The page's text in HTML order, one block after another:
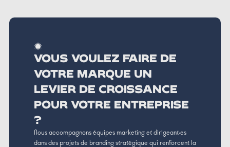
VOUS VOULEZ FAIRE DE
VOTRE MARQUE UN
LEVIER DE CROISSANCE
POUR VOTRE ENTREPRISE
?
Nous accompagnons équipes marketing et dirigeant·es
dans des projets de branding stratégique qui renforcent la